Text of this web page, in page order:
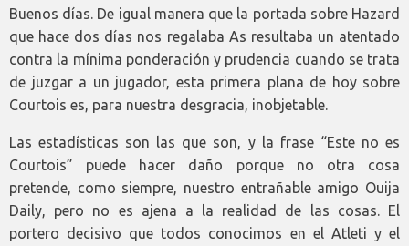
Buenos días. De igual manera que la portada sobre Hazard
que hace dos días nos regalaba As resultaba un atentado
contra la mínima ponderación y prudencia cuando se trata
de juzgar a un jugador, esta primera plana de hoy sobre
Courtois es, para nuestra desgracia, inobjetable.
Las estadísticas son las que son, y la frase “Este no es
Courtois” puede hacer daño porque no otra cosa
pretende, como siempre, nuestro entrañable amigo Ouija
Daily, pero no es ajena a la realidad de las cosas. El
portero decisivo que todos conocimos en el Atleti y el